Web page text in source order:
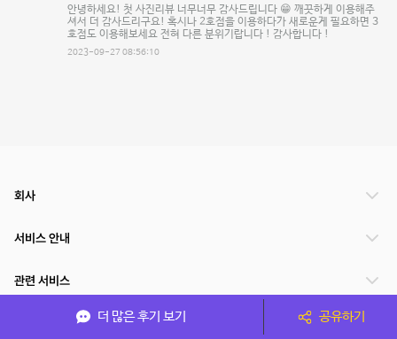
안녕하세요! 첫 사진리뷰 너무너무 감사드립니다 😁 깨끗하게 이용해주
셔서 더 감사드리구요! 혹시나 2호점을 이용하다가 새로운게 필요하면 3
호점도 이용해보세요 전혀 다른 분위기랍니다 ! 감사합니다 !
2023-09-27 08:56:10
더 많은 후기 보기 공유하기
회사
서비스 안내
관련 서비스